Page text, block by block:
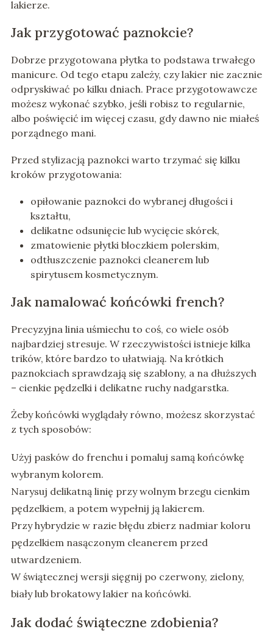
lakierze.
Jak przygotować paznokcie?
Dobrze przygotowana płytka to podstawa trwałego
manicure. Od tego etapu zależy, czy lakier nie zacznie
odpryskiwać po kilku dniach. Prace przygotowawcze
możesz wykonać szybko, jeśli robisz to regularnie,
albo poświęcić im więcej czasu, gdy dawno nie miałeś
porządnego mani.
Przed stylizacją paznokci warto trzymać się kilku
kroków przygotowania:
opiłowanie paznokci do wybranej długości i
kształtu,
delikatne odsunięcie lub wycięcie skórek,
zmatowienie płytki bloczkiem polerskim,
odtłuszczenie paznokci cleanerem lub
spirytusem kosmetycznym.
Jak namalować końcówki french?
Precyzyjna linia uśmiechu to coś, co wiele osób
najbardziej stresuje. W rzeczywistości istnieje kilka
trików, które bardzo to ułatwiają. Na krótkich
paznokciach sprawdzają się szablony, a na dłuższych
– cienkie pędzelki i delikatne ruchy nadgarstka.
Żeby końcówki wyglądały równo, możesz skorzystać
z tych sposobów:
Użyj pasków do frenchu i pomaluj samą końcówkę
wybranym kolorem.
Narysuj delikatną linię przy wolnym brzegu cienkim
pędzelkiem, a potem wypełnij ją lakierem.
Przy hybrydzie w razie błędu zbierz nadmiar koloru
pędzelkiem nasączonym cleanerem przed
utwardzeniem.
W świątecznej wersji sięgnij po czerwony, zielony,
biały lub brokatowy lakier na końcówki.
Jak dodać świąteczne zdobienia?